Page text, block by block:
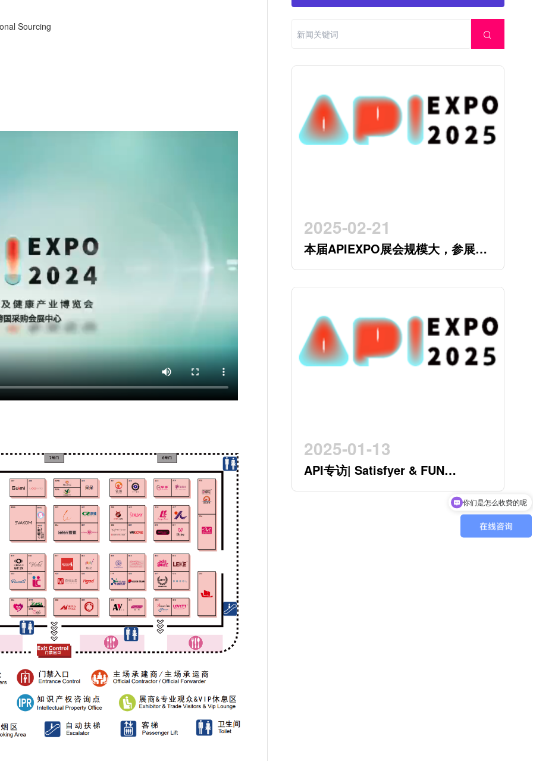
Sourcing
2025-02-21
本届APIEXPO展会规模大，参展企
业多，参观观众多，看展时间紧，
怎么办？
2025-01-13
API专访| Satisfyer & FUN
FACTORY 开创行业新时代的德系
现在有优惠活动吗